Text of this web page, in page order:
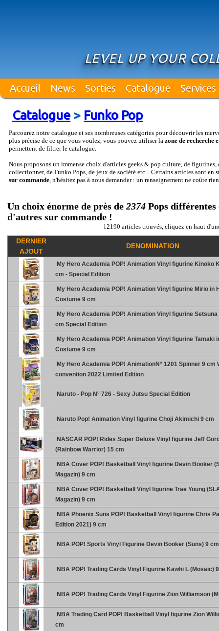
LEVEL UP YOUR
Accueil News Sorties Catalogue Services
Catalogue> Funko Pop
Parcourez notre catalogue et ses nombreuses catégories pour découvrir les
plus précise de ce que vous voulez, vous pouvez utiliser la zone de recherche
permettent de filtrer le catalogue.
Nous proposons un immense choix d'articles geeks & pop culture, de figurines,
collectionner, de Funko Pops, de jeux de société etc... Certains articles sont en
sur commande, n'hésitez pas à nous demander : un renseignement ne coûte
Un choix énorme de près de 2374 Pops différentes
d'autres sur commande !
12190 articles trouvés, cliquez en haut
DERNIER
AJOUT
DENOMINATION
My Hero Academia POP! Animation Vinyl figurine Kinoko
cm - Special Edition
My Hero Academia POP! Animation Vinyl figurine Mirio in
Costume 9 cm
My Hero Academia POP! Animation Vinyl figurine Setsuna
cm Special Edition
My Hero Academia POP! Animation Vinyl figurine Tamaki
Costume 9 cm
My Hero Academia POP! AnimationN° 1201 Spinner 9 cm
convention 2022 Limited Edition
Naruto - Pop N° 726 - Sexy Jutsu Special Edition
Naruto Pop! Animation Vinyl figurine Choji Akimichi 9 cm
NASCAR POP! Rides Super Deluxe Vinyl figurine Jeff
(Rainbow Warrior) 15 cm
NBA Cover POP! Basketball Vinyl figurine Devin Booker
Magazin) 9 cm
NBA Cover POP! Basketball Vinyl figurine Trae Young
Magazin) 9 cm
NBA Phoenix Suns POP! Basketball Vinyl figurine Chris
Edition 2021) 9 cm
NBA POP! Sports Vinyl Figurine Devin Booker (Suns) 9 cm
NBA POP! Trading Cards Vinyl Figurine Kawhi L (Mosaic)
NBA POP! Trading Cards Vinyl Figurine Zion Williamson
NBA Trading Card POP! Basketball Vinyl figurine Zion
cm